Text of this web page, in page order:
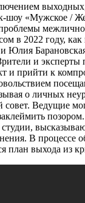
шоу «Мужское /
в 2022 году,
Юлия
и
и прийти к
о личных
совет. Ведущие
В процессе
план выхода из